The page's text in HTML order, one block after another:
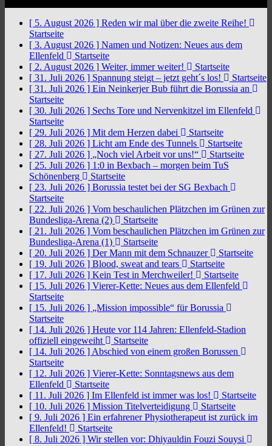
[ 5. August 2026 ] Reden wir mal über die zweite Reihe!
Startseite
[ 3. August 2026 ] Namen und Notizen: Neues aus dem
Ellenfeld
Startseite
[ 2. August 2026 ] Weiter, immer weiter!
Startseite
[ 31. Juli 2026 ] Spannung steigt – jetzt geht´s los!
Startseite
[ 31. Juli 2026 ] Ein Neinkerjer Bub führt die Borussia an
Startseite
[ 30. Juli 2026 ] Sechs Tore und Nervenkitzel im Ellenfeld
Startseite
[ 29. Juli 2026 ] Mit dem Herzen dabei
Startseite
[ 28. Juli 2026 ] Licht am Ende des Tunnels
Startseite
[ 27. Juli 2026 ] „Noch viel Arbeit vor uns!“
Startseite
[ 25. Juli 2026 ] 1:0 in Bexbach – morgen beim TuS
Schönenberg
Startseite
[ 23. Juli 2026 ] Borussia testet bei der SG Bexbach
Startseite
[ 22. Juli 2026 ] Vom beschaulichen Plätzchen im Grünen zur
Bundesliga-Arena (2)
Startseite
[ 21. Juli 2026 ] Vom beschaulichen Plätzchen im Grünen zur
Bundesliga-Arena (1)
Startseite
[ 20. Juli 2026 ] Der Mann mit dem Schnauzer
Startseite
[ 19. Juli 2026 ] Blood, sweat and tears
Startseite
[ 17. Juli 2026 ] Kein Test in Merchweiler!
Startseite
[ 15. Juli 2026 ] Vierer-Kette: Neues aus dem Ellenfeld
Startseite
[ 15. Juli 2026 ] „Mission impossible“ für Borussia
Startseite
[ 14. Juli 2026 ] Heute vor 114 Jahren: Ellenfeld-Stadion
offiziell eingeweiht
Startseite
[ 14. Juli 2026 ] Abschied von einem großen Borussen
Startseite
[ 12. Juli 2026 ] Vierer-Kette: Sonntagsnews aus dem
Ellenfeld
Startseite
[ 11. Juli 2026 ] Im Ellenfeld ist immer was los!
Startseite
[ 10. Juli 2026 ] Mission Titelverteidigung
Startseite
[ 9. Juli 2026 ] Ein erfahrener Physiotherapeut ist zurück im
Ellenfeld!
Startseite
[ 8. Juli 2026 ] Wir stellen vor: Dhiyauldin Fouzi Souysi